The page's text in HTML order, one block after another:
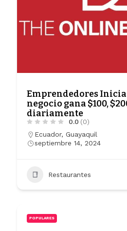
Emprendedores
negocio gana $100,
diariamente
0.0 (0)
Ecuador, Guayaquil
septiembre 14, 2024
Restaurantes
POPULARES